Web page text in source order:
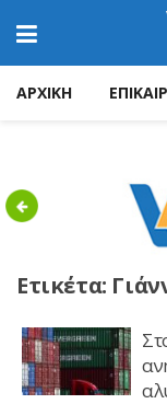
ΑΡΧΙΚΗ
Previous
Ετικέτα: